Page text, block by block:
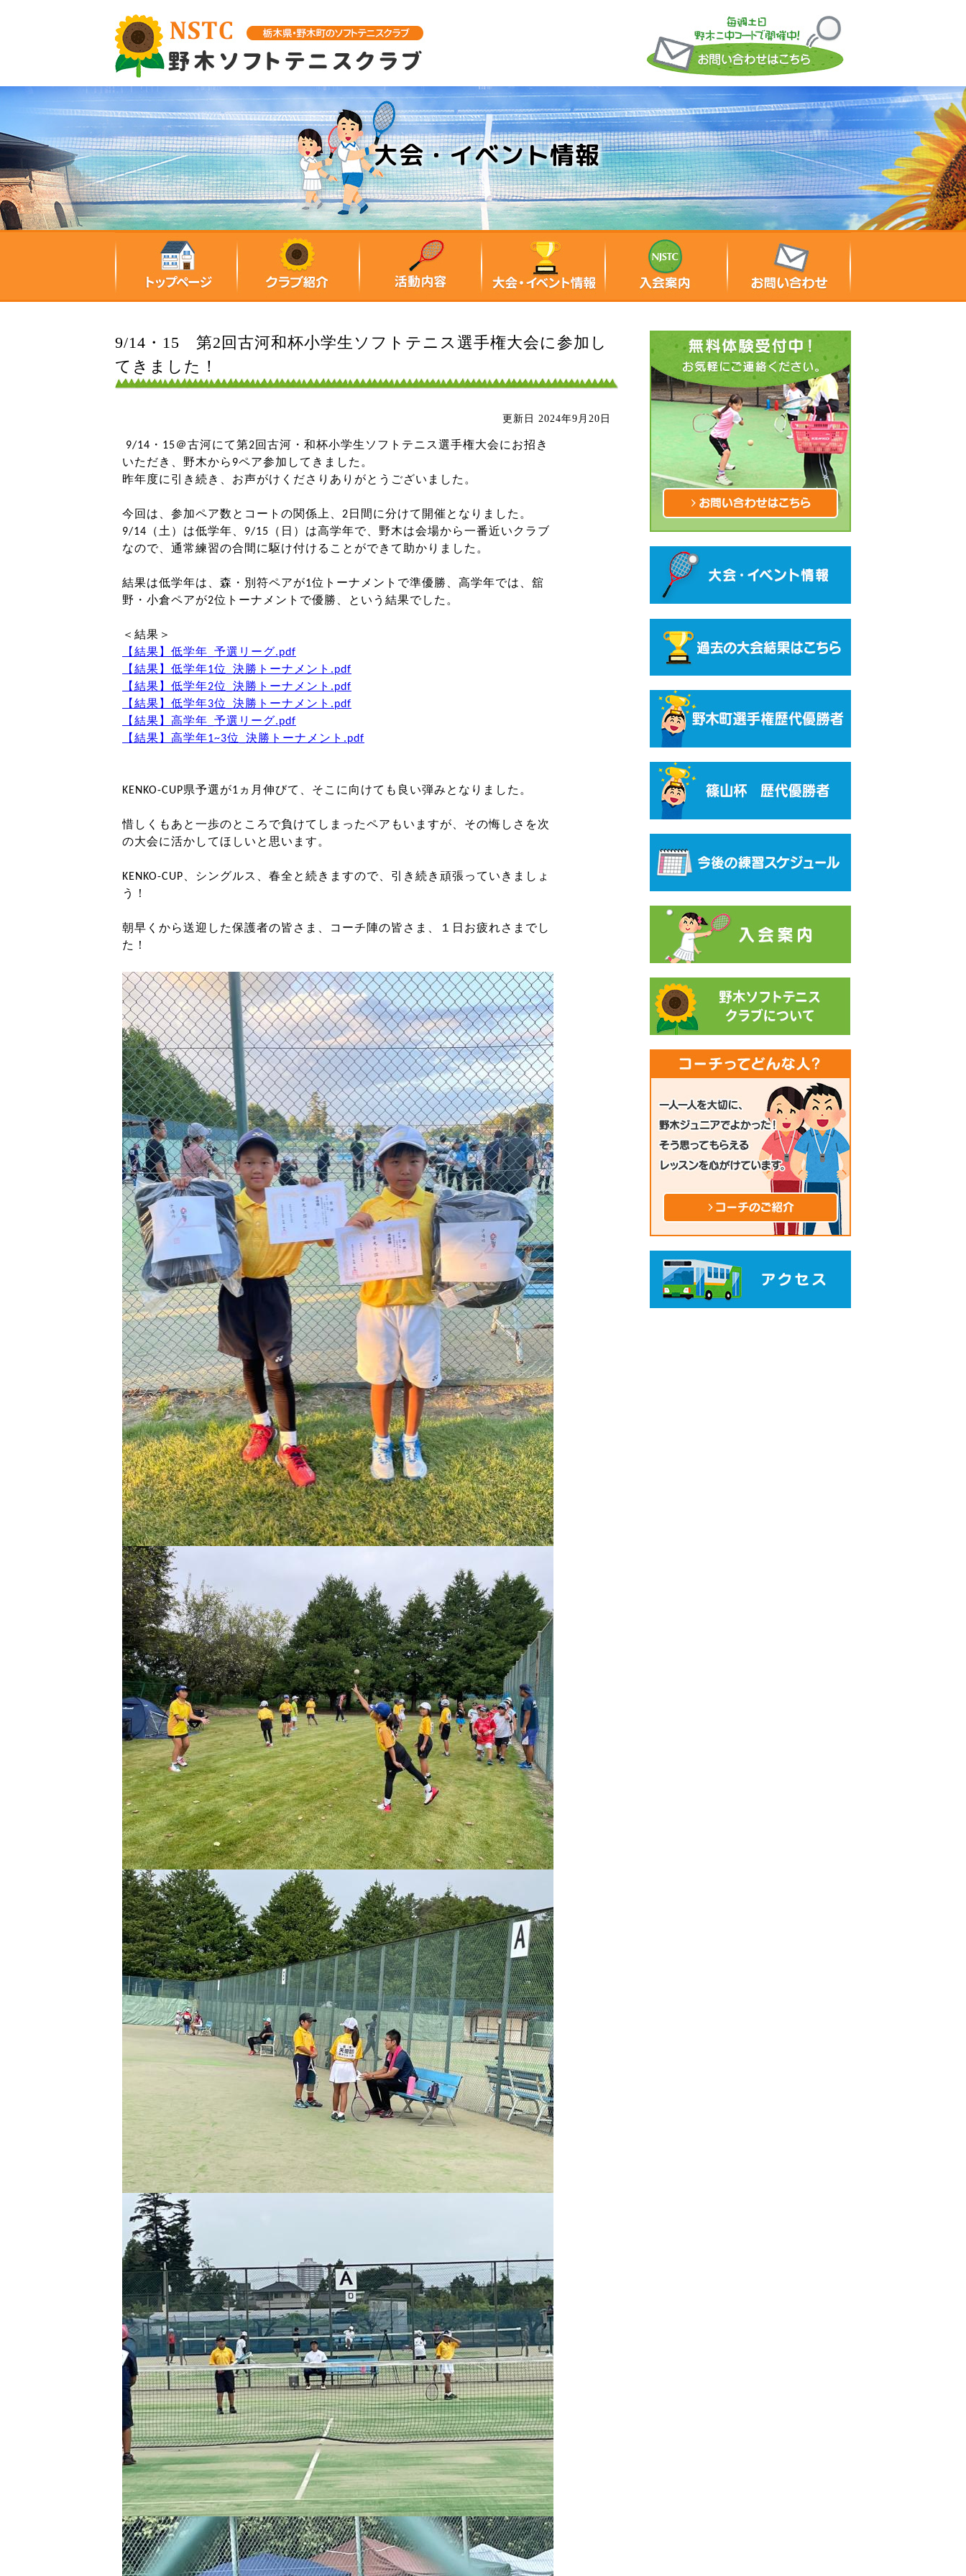
大会・イベント情報
9/14・15 第2回古河和杯小学生ソフトテニス選手権大会に参加し
てきました！
更新日 2024年9月20日
9/14・15＠古河にて第2回古河・和杯小学生ソフトテニス選手権大会にお招き
いただき、野木から9ペア参加してきました。
昨年度に引き続き、お声がけくださりありがとうございました。
今回は、参加ペア数とコートの関係上、2日間に分けて開催となりました。
9/14（土）は低学年、9/15（日）は高学年で、野木は会場から一番近いクラブ
なので、通常練習の合間に駆け付けることができて助かりました。
結果は低学年は、森・別符ペアが1位トーナメントで準優勝、高学年では、舘
野・小倉ペアが2位トーナメントで優勝、という結果でした。
＜結果＞
【結果】低学年_予選リーグ.pdf
【結果】低学年1位_決勝トーナメント.pdf
【結果】低学年2位_決勝トーナメント.pdf
【結果】低学年3位_決勝トーナメント.pdf
【結果】高学年_予選リーグ.pdf
【結果】高学年1~3位_決勝トーナメント.pdf
KENKO-CUP県予選が1ヵ月伸びて、そこに向けても良い弾みとなりました。
惜しくもあと一歩のところで負けてしまったペアもいますが、その悔しさを次
の大会に活かしてほしいと思います。
KENKO-CUP、シングルス、春全と続きますので、引き続き頑張っていきましょ
う！
朝早くから送迎した保護者の皆さま、コーチ陣の皆さま、１日お疲れさまでし
た！